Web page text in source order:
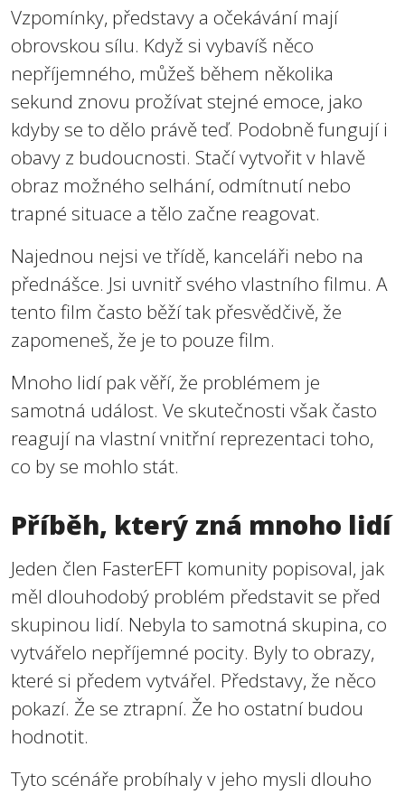
Vzpomínky, představy a očekávání mají
obrovskou sílu. Když si vybavíš něco
nepříjemného, můžeš během několika
sekund znovu prožívat stejné emoce, jako
kdyby se to dělo právě teď. Podobně fungují i
obavy z budoucnosti. Stačí vytvořit v hlavě
obraz možného selhání, odmítnutí nebo
trapné situace a tělo začne reagovat.
Najednou nejsi ve třídě, kanceláři nebo na
přednášce. Jsi uvnitř svého vlastního filmu. A
tento film často běží tak přesvědčivě, že
zapomeneš, že je to pouze film.
Mnoho lidí pak věří, že problémem je
samotná událost. Ve skutečnosti však často
reagují na vlastní vnitřní reprezentaci toho,
co by se mohlo stát.
Příběh, který zná mnoho lidí
Jeden člen FasterEFT komunity popisoval, jak
měl dlouhodobý problém představit se před
skupinou lidí. Nebyla to samotná skupina, co
vytvářelo nepříjemné pocity. Byly to obrazy,
které si předem vytvářel. Představy, že něco
pokazí. Že se ztrapní. Že ho ostatní budou
hodnotit.
Tyto scénáře probíhaly v jeho mysli dlouho